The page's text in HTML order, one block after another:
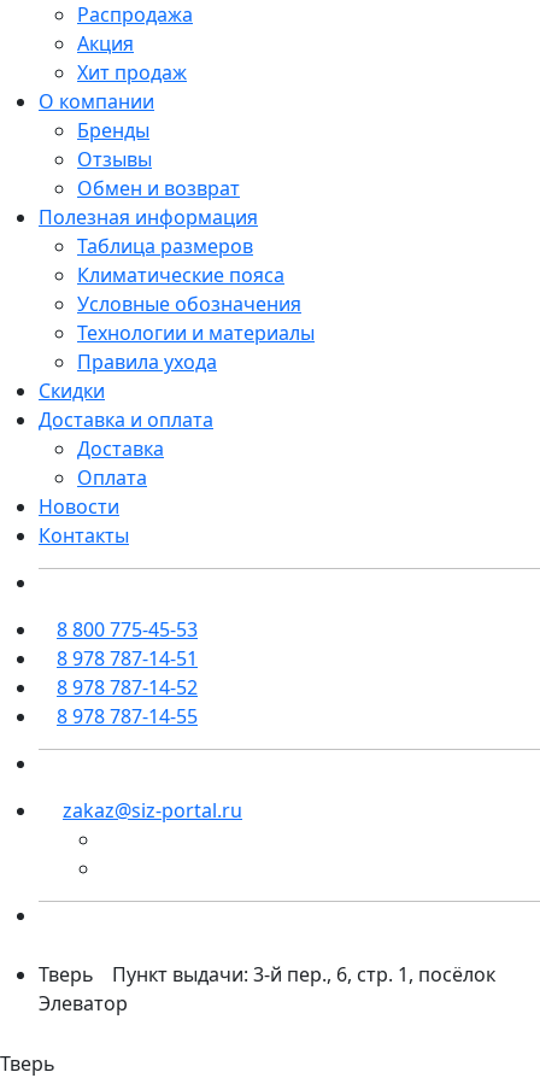
Распродажа
Акция
Хит продаж
О компании
Бренды
Отзывы
Обмен и возврат
Полезная информация
Таблица размеров
Климатические пояса
Условные обозначения
Технологии и материалы
Правила ухода
Скидки
Доставка и оплата
Доставка
Оплата
Новости
Контакты
8 800 775-45-53
8 978 787-14-51
8 978 787-14-52
8 978 787-14-55
zakaz@siz-portal.ru
Тверь
Пункт выдачи: 3-й пер., 6, стр. 1, посёлок
Элеватор
Тверь